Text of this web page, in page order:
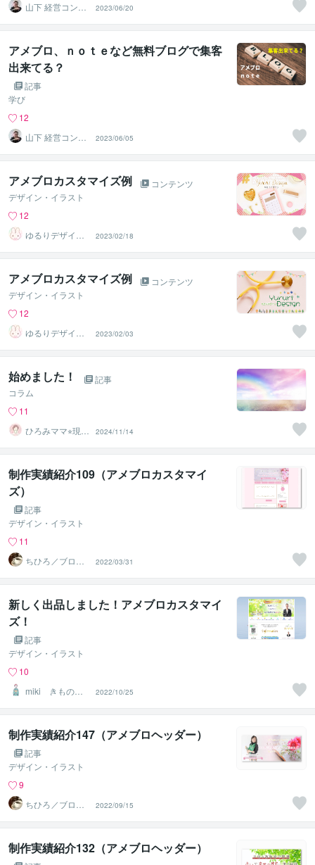
山下 経営コンサ
ル／コーチ
2023/06/20
アメブロ、ｎｏｔｅなど無料ブログで集客
出来てる？
記事
学び
12
山下 経営コンサ
ル／コーチ
2023/06/05
アメブロカスタマイズ例
コンテンツ
デザイン・イラスト
12
ゆるりデザイン
＠夏季休暇中
2023/02/18
アメブロカスタマイズ例
コンテンツ
デザイン・イラスト
12
ゆるりデザイン
＠夏季休暇中
2023/02/03
始めました！
記事
コラム
11
ひろみママ⭐︎現役
保育士がお話聴
きます。
2024/11/14
制作実績紹介109（アメブロカスタマイ
ズ）
記事
デザイン・イラスト
11
ちひろ／ブログ
にもサンプルあ
ります
2022/03/31
新しく出品しました！アメブロカスタマイ
ズ！
記事
デザイン・イラスト
10
miki きもの専
用WEBデザイナ
ー
2022/10/25
制作実績紹介147（アメブロヘッダー）
記事
デザイン・イラスト
9
ちひろ／ブログ
にもサンプルあ
ります
2022/09/15
制作実績紹介132（アメブロヘッダー）